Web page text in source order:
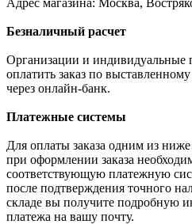
Безналичный расчет
Организации и индивидуальные
оплатить заказ по
через онлайн-банк.
Платежные системы
Для оплаты заказа одним из
при оформлении заказа
соответствующую платежную
после подтверждения точного
складе вы получите подробную
платежа на вашу почту.